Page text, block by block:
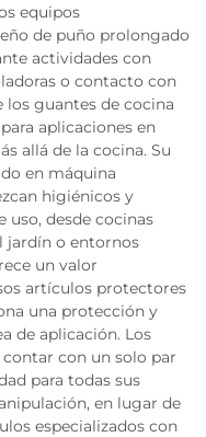
equipos
de puño prolongado
actividades con
o contacto con
los guantes de cocina
aplicaciones en
allá de la cocina. Su
en máquina
higiénicos y
uso, desde cocinas
jardín o entornos
un valor
artículos protectores
una protección y
de aplicación. Los
con un solo par
para todas sus
en lugar de
especializados con